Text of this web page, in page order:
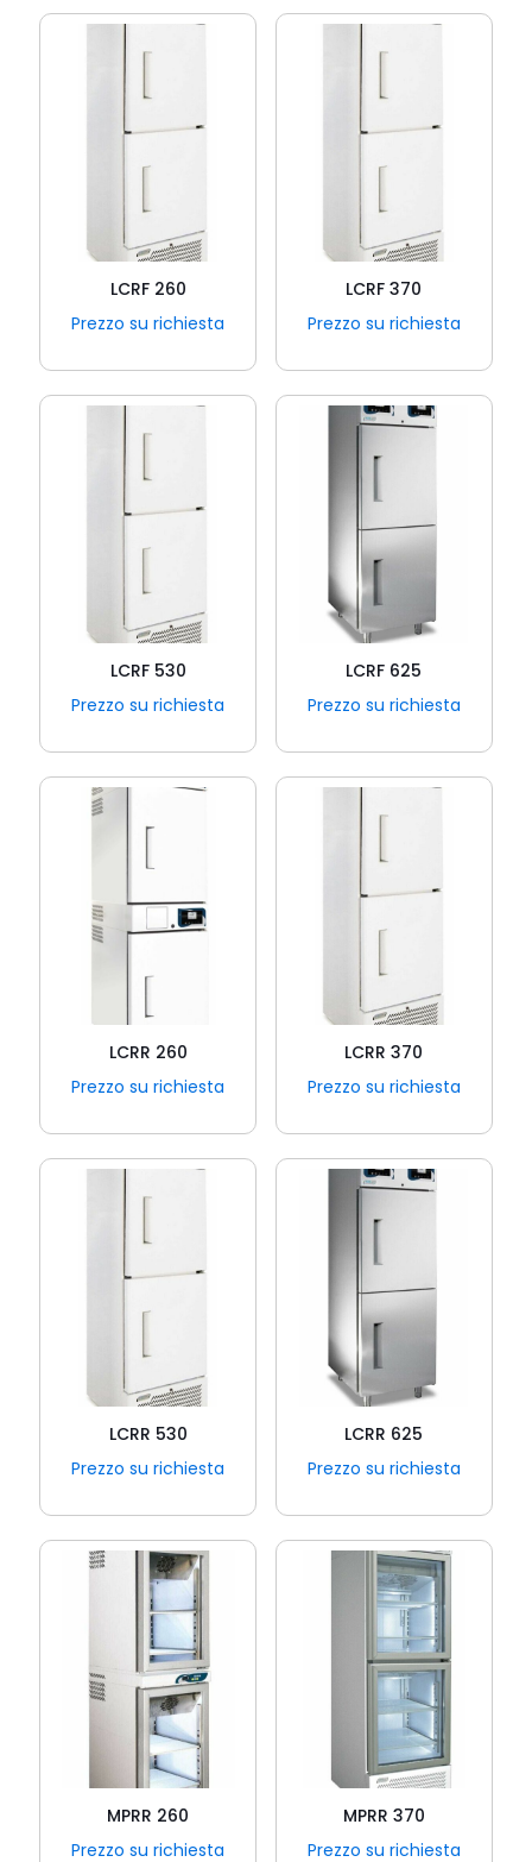
LCRF 260
Prezzo su richiesta
LCRF 370
Prezzo su richiesta
LCRF 530
Prezzo su richiesta
LCRF 625
Prezzo su richiesta
LCRR 260
Prezzo su richiesta
LCRR 370
Prezzo su richiesta
LCRR 530
Prezzo su richiesta
LCRR 625
Prezzo su richiesta
MPRR 260
Prezzo su richiesta
MPRR 370
Prezzo su richiesta